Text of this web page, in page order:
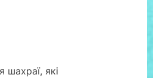
шахраї, які